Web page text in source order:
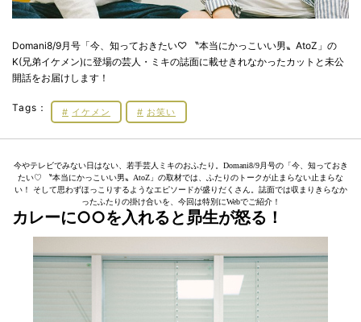
Domani8/9月号「今、知っておきたい♡ 〝本当にかっこいい男〟AtoZ」の
K(兄弟イケメン)に登場の芸人・ミキの誌面に載せきれなかったカットと未公
開話をお届けします！
Tags： イケメン お笑い
今やテレビでみない日はない、若手芸人ミキのおふたり。Domani8/9月号の「今、知っておき
たい♡ 〝本当にかっこいい男〟AtoZ」の取材では、ふたりのトークが止まらない止まらな
い！ そして思わずほっこりするようなエピソードが盛りだくさん。誌面では収まりきらなか
ったふたりの掛け合いを、今回は特別にWebでご紹介！
カレーに○○を入れると昴生が怒る！